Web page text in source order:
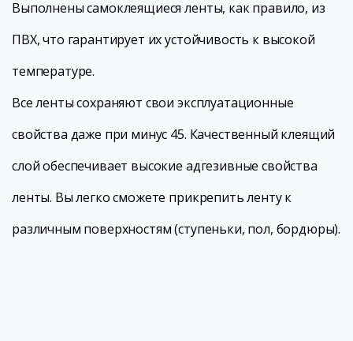
Выполнены самоклеящиеся ленты, как правило, из
ПВХ, что гарантирует их устойчивость к высокой
температуре.
Все ленты сохраняют свои эксплуатационные
свойства даже при минус 45. Качественный клеящий
слой обеспечивает высокие адгезивные свойства
ленты. Вы легко сможете прикрепить ленту к
различным поверхностям (ступеньки, пол, бордюры).